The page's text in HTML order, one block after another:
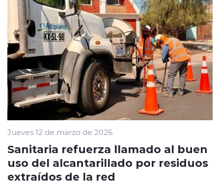
Jueves 12 de marzo de 2026
Sanitaria refuerza llamado al buen
uso del alcantarillado por residuos
extraídos de la red